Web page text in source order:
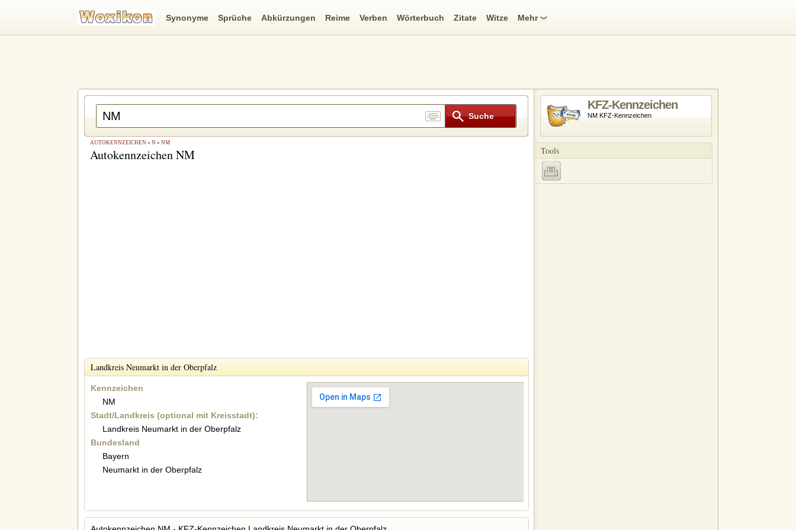
KFZ-Kennzeichen
NM KFZ-Kennzeichen
AUTOKENNZEICHEN » N » NM
Autokennzeichen NM
Landkreis Neumarkt in der Oberpfalz
Kennzeichen
NM
Stadt/Landkreis (optional mit Kreisstadt):
Landkreis Neumarkt in der Oberpfalz
Bundesland
Bayern
Neumarkt in der Oberpfalz
Tools
Synonyme Sprüche Abkürzungen Reime Verben Wörterbuch Zitate Witze Mehr